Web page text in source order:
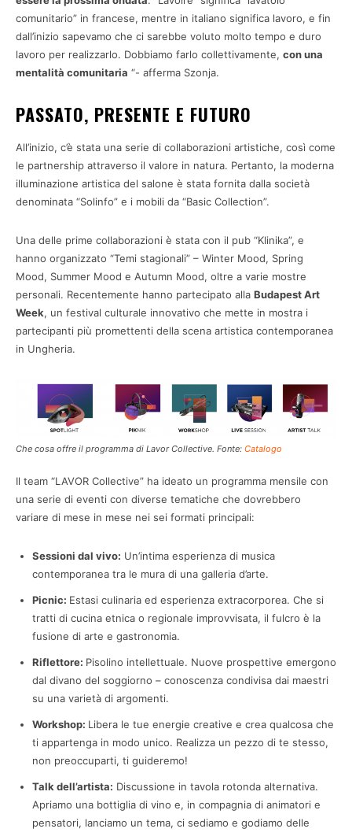
comunitario” in francese, mentre in italiano significa lavoro, e fin
dall’inizio sapevamo che ci sarebbe voluto molto tempo e duro
lavoro per realizzarlo. Dobbiamo farlo collettivamente, con una
mentalità comunitaria “- afferma Szonja.
PASSATO, PRESENTE E FUTURO
All’inizio, c’è stata una serie di collaborazioni artistiche, così come
le partnership attraverso il valore in natura. Pertanto, la moderna
illuminazione artistica del salone è stata fornita dalla società
denominata “Solinfo” e i mobili da “Basic Collection”.
Una delle prime collaborazioni è stata con il pub “Klinika”, e
hanno organizzato “Temi stagionali” – Winter Mood, Spring
Mood, Summer Mood e Autumn Mood, oltre a varie mostre
personali. Recentemente hanno partecipato alla Budapest Art
Week, un festival culturale innovativo che mette in mostra i
partecipanti più promettenti della scena artistica contemporanea
in Ungheria.
Che cosa offre il programma di Lavor Collective. Fonte: Catalogo
Il team “LAVOR Collective” ha ideato un programma mensile con
una serie di eventi con diverse tematiche che dovrebbero
variare di mese in mese nei sei formati principali:
Sessioni dal vivo: Un’intima esperienza di musica
contemporanea tra le mura di una galleria d’arte.
Picnic: Estasi culinaria ed esperienza extracorporea. Che si
tratti di cucina etnica o regionale improvvisata, il fulcro è la
fusione di arte e gastronomia.
Riflettore: Pisolino intellettuale. Nuove prospettive emergono
dal divano del soggiorno – conoscenza condivisa dai maestri
su una varietà di argomenti.
Workshop: Libera le tue energie creative e crea qualcosa che
ti appartenga in modo unico. Realizza un pezzo di te stesso,
non preoccuparti, ti guideremo!
Talk dell’artista: Discussione in tavola rotonda alternativa.
Apriamo una bottiglia di vino e, in compagnia di animatori e
pensatori, lanciamo un tema, ci sediamo e godiamo delle